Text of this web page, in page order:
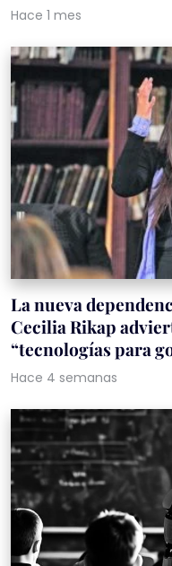
Hace 1 mes
La nueva
Cecilia Rikap
“tecnologías para
Hace 4 semanas